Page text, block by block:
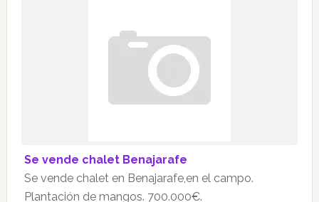
Se vende chalet Benajarafe
Se vende chalet en Benajarafe,en el campo.
Plantación de mangos. 700.000€.